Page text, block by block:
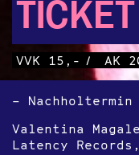
TICKET
VVK 15,- / AK
– Nachholtermin
Valentina
Latency